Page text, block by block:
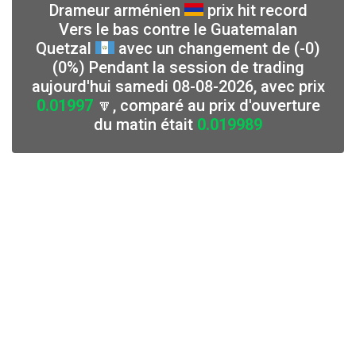
Drameur arménien
prix hit record
Vers le bas contre le Guatemalan
Quetzal
avec un changement de (-0)
(0%) Pendant la session de trading
aujourd'hui samedi 08-08-2026, avec prix
0.01997🔽, comparé au prix d'ouverture
du matin était 0.019989